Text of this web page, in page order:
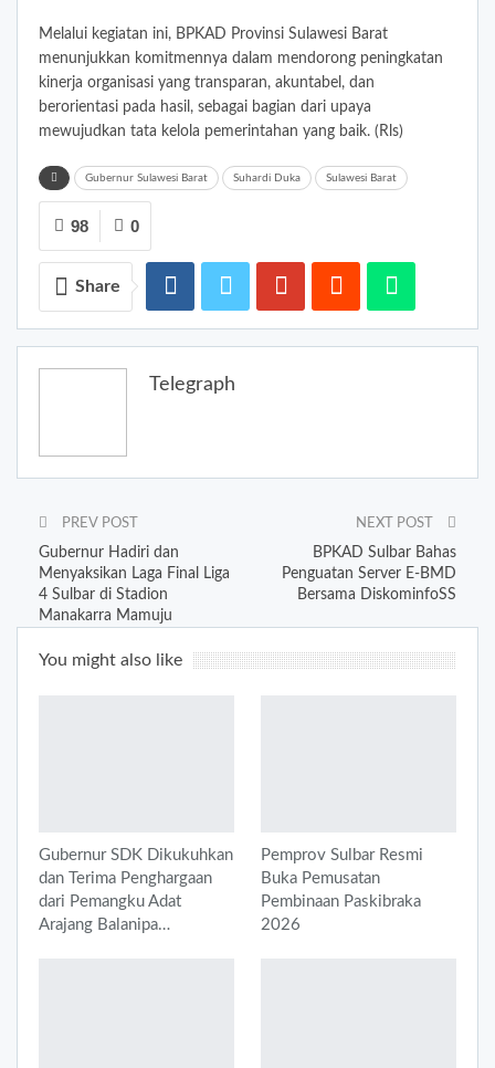
Melalui kegiatan ini, BPKAD Provinsi Sulawesi Barat
menunjukkan komitmennya dalam mendorong peningkatan
kinerja organisasi yang transparan, akuntabel, dan
berorientasi pada hasil, sebagai bagian dari upaya
mewujudkan tata kelola pemerintahan yang baik. (Rls)
Gubernur Sulawesi Barat Suhardi Duka Sulawesi Barat
0
98
Share
Telegraph
PREV POST
Gubernur Hadiri dan
Menyaksikan Laga Final Liga
4 Sulbar di Stadion
Manakarra Mamuju
NEXT POST
BPKAD Sulbar Bahas
Penguatan Server E-BMD
Bersama DiskominfoSS
You might also like
Gubernur SDK Dikukuhkan
dan Terima Penghargaan
dari Pemangku Adat
Arajang Balanipa…
Pemprov Sulbar Resmi
Buka Pemusatan
Pembinaan Paskibraka
2026